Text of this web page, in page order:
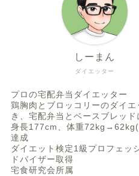
ダイエッター
しーまん
プロの宅配弁当ダイエッター
鶏胸肉とブロッコリーのダイエ
き、宅配弁当とベースブレッド
身長177cm、体重
達成
ダイエット検定1級プロフェッ
ドバイザー取得
宅食研究会所属